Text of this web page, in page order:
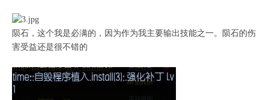
陨石，这个我是必满的，因为作为我主要输出技能之一。陨石的伤
害受益还是很不错的